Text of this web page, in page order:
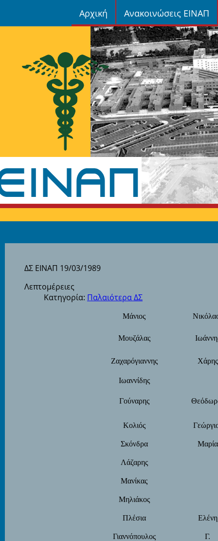
Αρχική Ανακοινώσεις ΕΙΝΑΠ
ΔΣ ΕΙΝΑΠ 19/03/1989
Λεπτομέρειες
Κατηγορία: Παλαιότερα ΔΣ
Μάνιος
Μουζάλας
Ζαχαρόγιαννης Χάρης
Ιωαννίδης
Γούναρης
Κολιός
Σκόνδρα Μαρία
Λάζαρης
Μανίκας
Μηλιάκος
Πλέσια Ελένη
Γιαννόπουλος Γ.